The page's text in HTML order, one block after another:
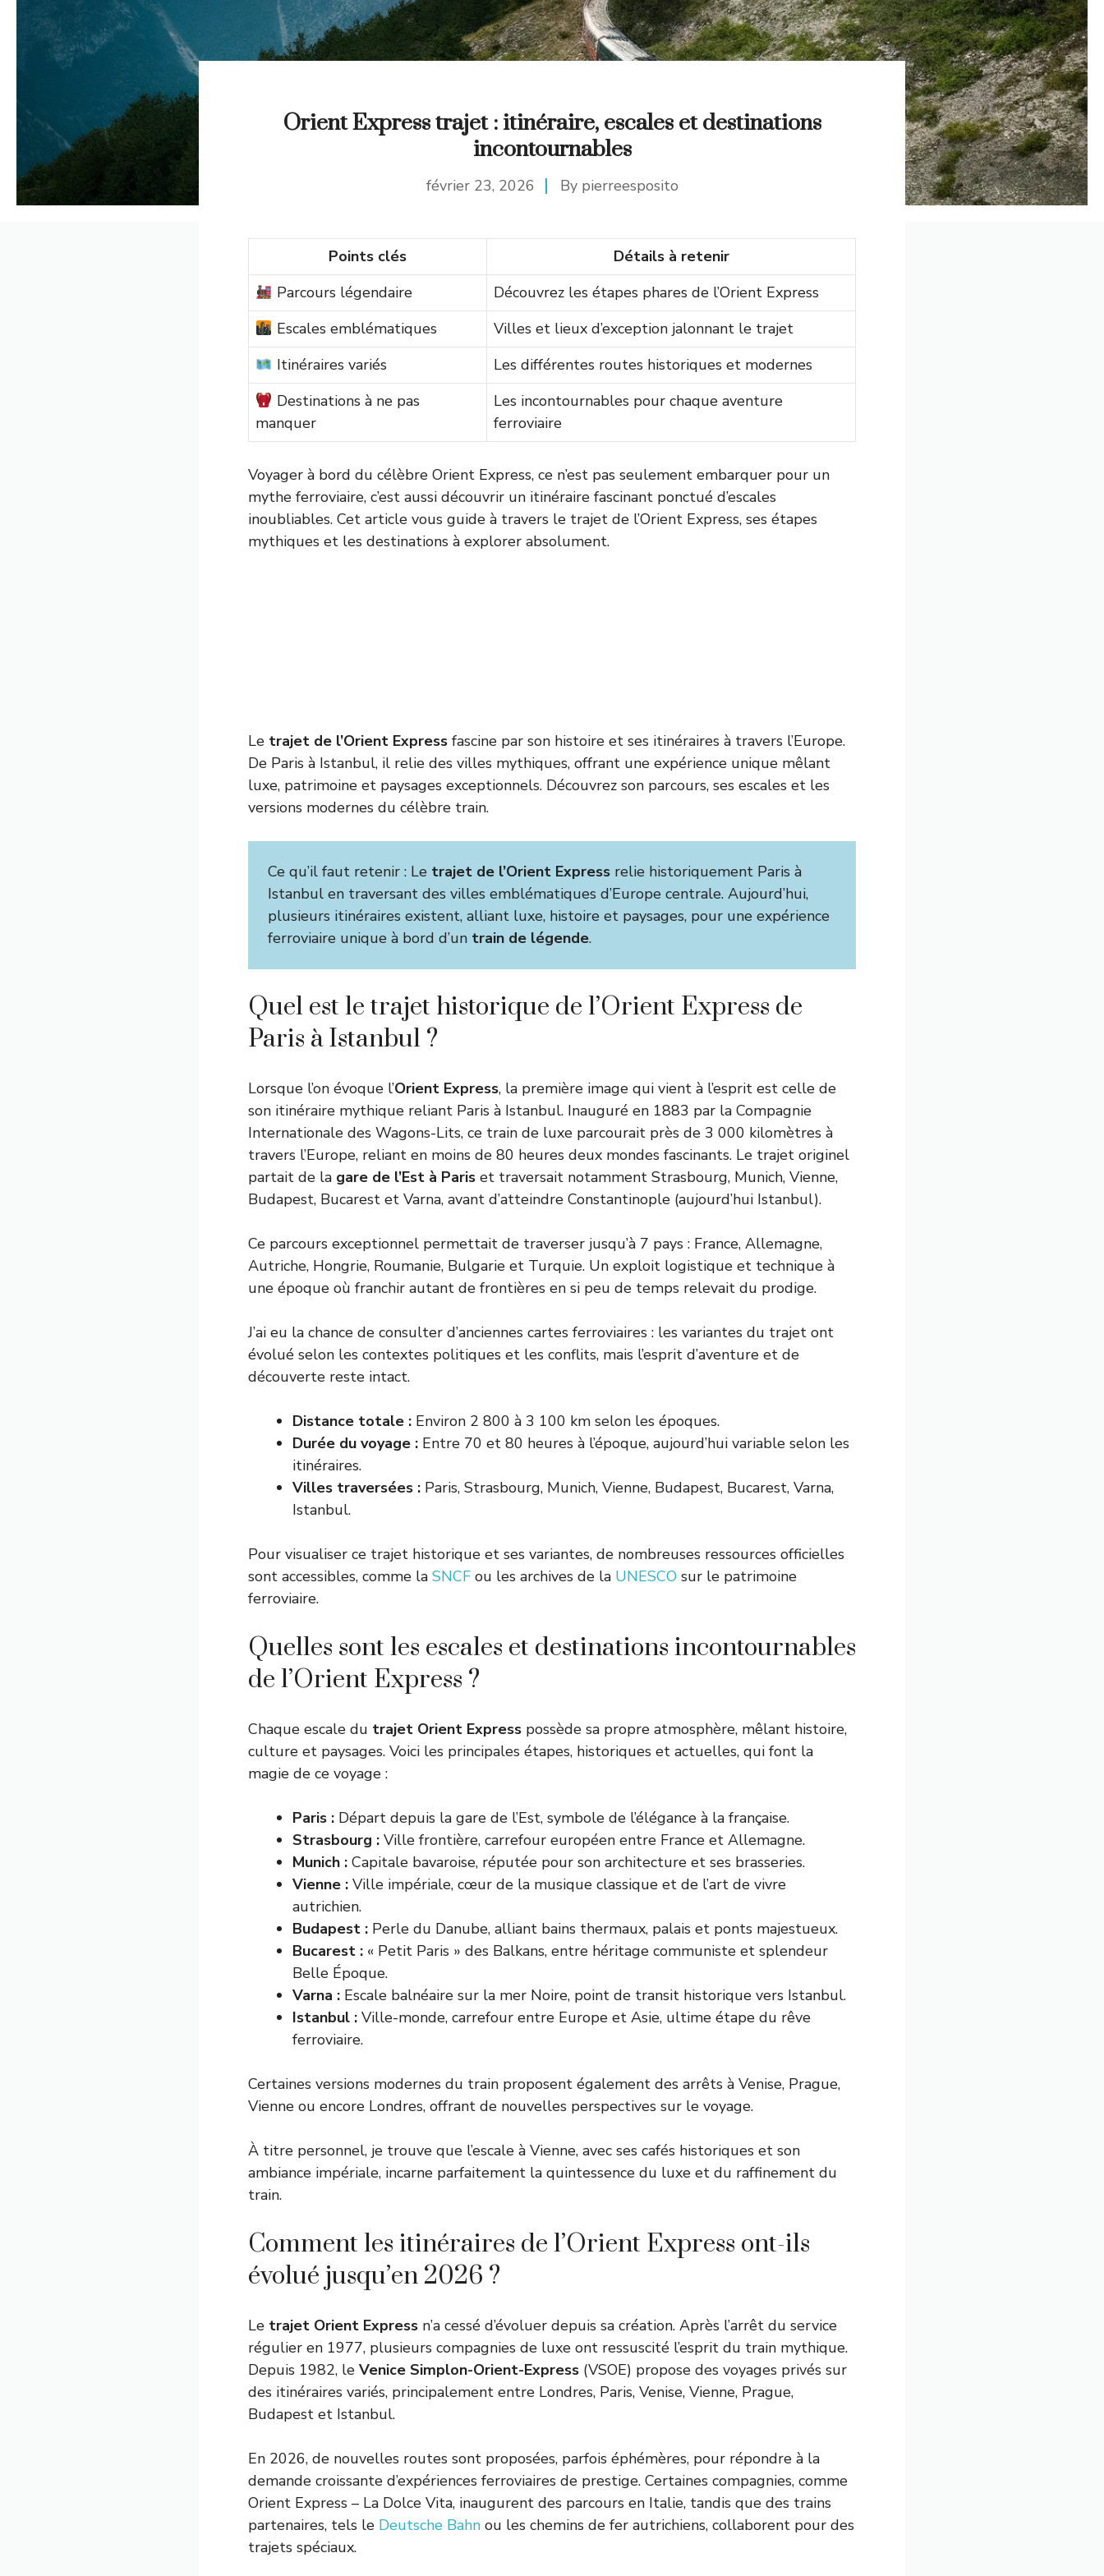
Orient Express trajet : itinéraire, escales et destinations
incontournables
février 23, 2026 By pierreesposito
Points clés
Détails à retenir
Parcours légendaire
Découvrez les étapes phares de l’Orient Express
Escales emblématiques
Villes et lieux d’exception jalonnant le trajet
Itinéraires variés
Les différentes routes historiques et modernes
Destinations à ne pas
manquer
Les incontournables pour chaque aventure
ferroviaire
Voyager à bord du célèbre Orient Express, ce n’est pas seulement embarquer pour un
mythe ferroviaire, c’est aussi découvrir un itinéraire fascinant ponctué d’escales
inoubliables. Cet article vous guide à travers le trajet de l’Orient Express, ses étapes
mythiques et les destinations à explorer absolument.
Le trajet de l’Orient Express fascine par son histoire et ses itinéraires à travers l’Europe.
De Paris à Istanbul, il relie des villes mythiques, offrant une expérience unique mêlant
luxe, patrimoine et paysages exceptionnels. Découvrez son parcours, ses escales et les
versions modernes du célèbre train.
Ce qu’il faut retenir : Le trajet de l’Orient Express relie historiquement Paris à
Istanbul en traversant des villes emblématiques d’Europe centrale. Aujourd’hui,
plusieurs itinéraires existent, alliant luxe, histoire et paysages, pour une expérience
ferroviaire unique à bord d’un train de légende.
Quel est le trajet historique de l’Orient Express de
Paris à Istanbul ?
Lorsque l’on évoque l’Orient Express, la première image qui vient à l’esprit est celle de
son itinéraire mythique reliant Paris à Istanbul. Inauguré en 1883 par la Compagnie
Internationale des Wagons-Lits, ce train de luxe parcourait près de 3 000 kilomètres à
travers l’Europe, reliant en moins de 80 heures deux mondes fascinants. Le trajet originel
partait de la gare de l’Est à Paris et traversait notamment Strasbourg, Munich, Vienne,
Budapest, Bucarest et Varna, avant d’atteindre Constantinople (aujourd’hui Istanbul).
Ce parcours exceptionnel permettait de traverser jusqu’à 7 pays : France, Allemagne,
Autriche, Hongrie, Roumanie, Bulgarie et Turquie. Un exploit logistique et technique à
une époque où franchir autant de frontières en si peu de temps relevait du prodige.
J’ai eu la chance de consulter d’anciennes cartes ferroviaires : les variantes du trajet ont
évolué selon les contextes politiques et les conflits, mais l’esprit d’aventure et de
découverte reste intact.
Distance totale : Environ 2 800 à 3 100 km selon les époques.
Durée du voyage : Entre 70 et 80 heures à l’époque, aujourd’hui variable selon les
itinéraires.
Villes traversées : Paris, Strasbourg, Munich, Vienne, Budapest, Bucarest, Varna,
Istanbul.
Pour visualiser ce trajet historique et ses variantes, de nombreuses ressources officielles
sont accessibles, comme la SNCF ou les archives de la UNESCO sur le patrimoine
ferroviaire.
Quelles sont les escales et destinations incontournables
de l’Orient Express ?
Chaque escale du trajet Orient Express possède sa propre atmosphère, mêlant histoire,
culture et paysages. Voici les principales étapes, historiques et actuelles, qui font la
magie de ce voyage :
Paris : Départ depuis la gare de l’Est, symbole de l’élégance à la française.
Strasbourg : Ville frontière, carrefour européen entre France et Allemagne.
Munich : Capitale bavaroise, réputée pour son architecture et ses brasseries.
Vienne : Ville impériale, cœur de la musique classique et de l’art de vivre
autrichien.
Budapest : Perle du Danube, alliant bains thermaux, palais et ponts majestueux.
Bucarest : « Petit Paris » des Balkans, entre héritage communiste et splendeur
Belle Époque.
Varna : Escale balnéaire sur la mer Noire, point de transit historique vers Istanbul.
Istanbul : Ville-monde, carrefour entre Europe et Asie, ultime étape du rêve
ferroviaire.
Certaines versions modernes du train proposent également des arrêts à Venise, Prague,
Vienne ou encore Londres, offrant de nouvelles perspectives sur le voyage.
À titre personnel, je trouve que l’escale à Vienne, avec ses cafés historiques et son
ambiance impériale, incarne parfaitement la quintessence du luxe et du raffinement du
train.
Comment les itinéraires de l’Orient Express ont-ils
évolué jusqu’en 2026 ?
Le trajet Orient Express n’a cessé d’évoluer depuis sa création. Après l’arrêt du service
régulier en 1977, plusieurs compagnies de luxe ont ressuscité l’esprit du train mythique.
Depuis 1982, le Venice Simplon-Orient-Express (VSOE) propose des voyages privés sur
des itinéraires variés, principalement entre Londres, Paris, Venise, Vienne, Prague,
Budapest et Istanbul.
En 2026, de nouvelles routes sont proposées, parfois éphémères, pour répondre à la
demande croissante d’expériences ferroviaires de prestige. Certaines compagnies, comme
Orient Express – La Dolce Vita, inaugurent des parcours en Italie, tandis que des trains
partenaires, tels le Deutsche Bahn ou les chemins de fer autrichiens, collaborent pour des
trajets spéciaux.